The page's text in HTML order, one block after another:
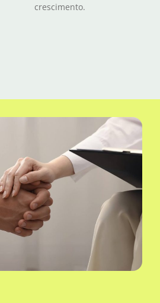
crescimento.